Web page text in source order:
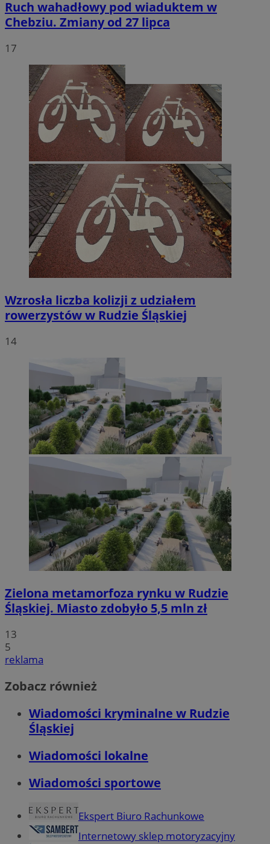
Ruch wahadłowy pod wiaduktem w
Chebziu. Zmiany od 27 lipca
17
Wzrosła liczba kolizji z udziałem
rowerzystów w Rudzie Śląskiej
14
Zielona metamorfoza rynku w Rudzie
Śląskiej. Miasto zdobyło 5,5 mln zł
13
5
reklama
Zobacz również
Wiadomości kryminalne w Rudzie
Śląskiej
Wiadomości lokalne
Wiadomości sportowe
Ekspert Biuro Rachunkowe
Internetowy sklep motoryzacyjny